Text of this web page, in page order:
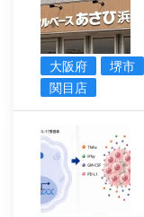
大阪府 堺市
関目店